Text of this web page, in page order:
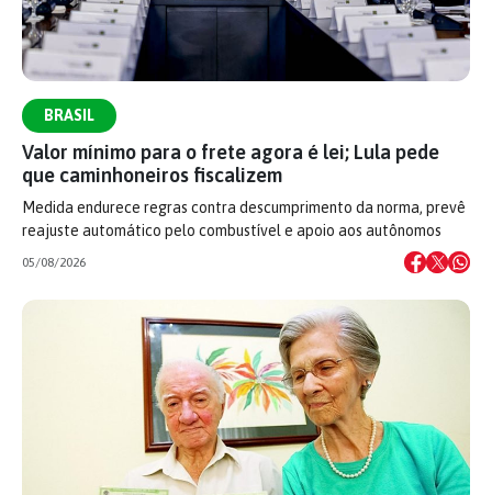
BRASIL
Valor mínimo para o frete agora é lei; Lula pede
que caminhoneiros fiscalizem
Medida endurece regras contra descumprimento da norma, prevê
reajuste automático pelo combustível e apoio aos autônomos
05/08/2026